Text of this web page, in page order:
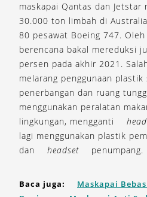
maskapai Qantas dan Jetstar
30.000 ton limbah di
80 pesawat Boeing 747.
berencana bakal mereduksi
persen pada akhir 2021.
melarang penggunaan
penerbangan dan ruang
menggunakan peralatan
lingkungan, mengganti
lagi menggunakan plastik
dan
headset penumpang.
Baca juga:
Maskapai